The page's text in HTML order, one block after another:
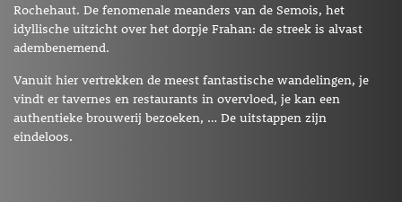
Rochehaut. De fenomenale meanders van de Semois, het
idyllische uitzicht over het dorpje Frahan: de streek is alvast
adembenemend.
Vanuit hier vertrekken de meest fantastische wandelingen, je
vindt er tavernes en restaurants in overvloed, je kan een
authentieke brouwerij bezoeken, … De uitstappen zijn
eindeloos.